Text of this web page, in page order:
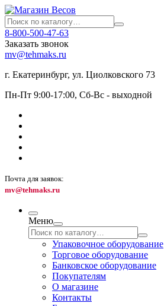
8-800-500-47-63
Заказать звонок
mv@tehmaks.ru
г. Екатеринбург, ул. Циолковского 73
Пн-Пт 9:00-17:00, Сб-Вс - выходной
Почта для заявок:
mv@tehmaks.ru
Меню
Упаковочное оборудование
Торговое оборудование
Банковское оборудование
Покупателям
О магазине
Контакты